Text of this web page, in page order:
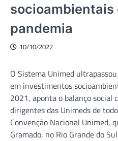
socioambientais
pandemia
10/10/2022
O Sistema Unimed
em investimentos
2021, aponta o balanço social
dirigentes das Unimeds de
Convenção Nacional Unimed,
Gramado, no Rio Grande do